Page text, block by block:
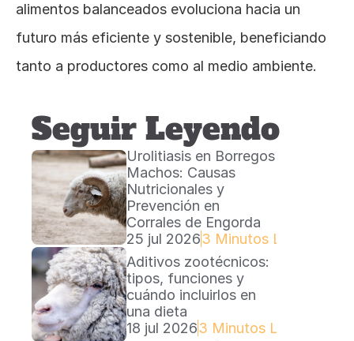
alimentos balanceados evoluciona hacia un
futuro más eficiente y sostenible, beneficiando
tanto a productores como al medio ambiente.
Seguir Leyendo
Urolitiasis en Borregos
Machos: Causas
Nutricionales y
Prevención en
Corrales de Engorda
25 jul 20263 Minutos Lectura
Aditivos zootécnicos:
tipos, funciones y
cuándo incluirlos en
una dieta
18 jul 20263 Minutos Lectura